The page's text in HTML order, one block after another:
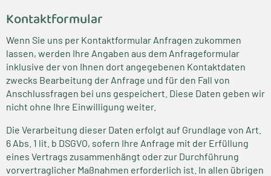
Kontaktformular
Wenn Sie uns per Kontaktformular Anfragen zukommen
lassen, werden Ihre Angaben aus dem Anfrageformular
inklusive der von Ihnen dort angegebenen Kontaktdaten
zwecks Bearbeitung der Anfrage und für den Fall von
Anschlussfragen bei uns gespeichert. Diese Daten geben wir
nicht ohne Ihre Einwilligung weiter.
Die Verarbeitung dieser Daten erfolgt auf Grundlage von Art.
6 Abs. 1 lit. b DSGVO, sofern Ihre Anfrage mit der Erfüllung
eines Vertrags zusammenhängt oder zur Durchführung
vorvertraglicher Maßnahmen erforderlich ist. In allen übrigen